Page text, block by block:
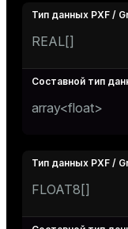
REAL[]
array<float>
FLOAT8[]